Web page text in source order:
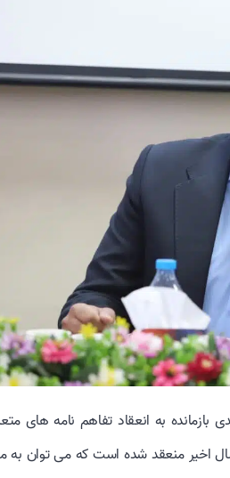
به انعقاد تفاهم نامه های
اخیر منعقد شده است که می توان به